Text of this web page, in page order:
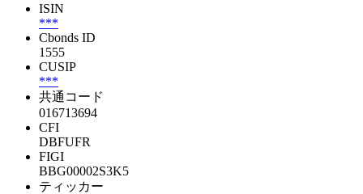
ISIN
***
Cbonds ID
1555
CUSIP
***
共通コード
016713694
CFI
DBFUFR
FIGI
BBG00002S3K5
ティッカー